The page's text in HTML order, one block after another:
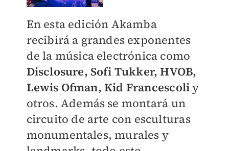
En esta edición Akamba
recibirá a grandes exponentes
de la música electrónica como
Disclosure, Sofi Tukker, HVOB,
Lewis Ofman, Kid Francescoliy
otros. Además se montará un
circuito de arte con esculturas
monumentales, murales y